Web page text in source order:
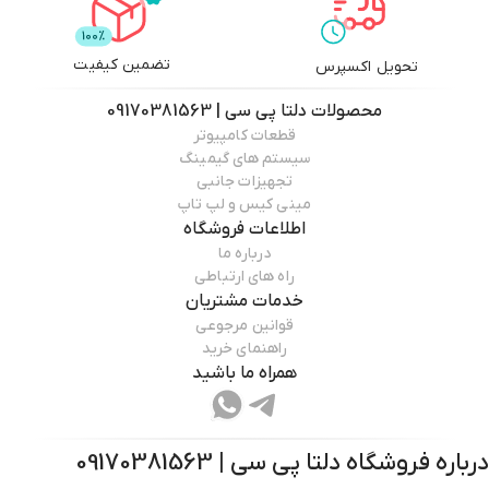
خنک‌کنندگی مؤثر و عملکرد بسیار خوب در بازی‌ها و برنامه‌های گرافیکی، گزینه‌ای
بسیار مناسب برای گیمرهایی است که به دنبال تجربه‌ای بی‌نقص در بازی‌ها و
استفاده‌های گرافیکی حرفه‌ای هستند.
تحویل اکسپرس تضمین کیفیت
محصولات دلتا پی سی | 09170381563
قطعات کامپیوتر
سیستم های گیمینگ
تجهیزات جانبی
مینی کیس و لپ تاپ
اطلاعات فروشگاه
درباره ما
راه های ارتباطی
خدمات مشتریان
قوانین مرجوعی
راهنمای خرید
همراه ما باشید
درباره فروشگاه دلتا پی سی | 09170381563